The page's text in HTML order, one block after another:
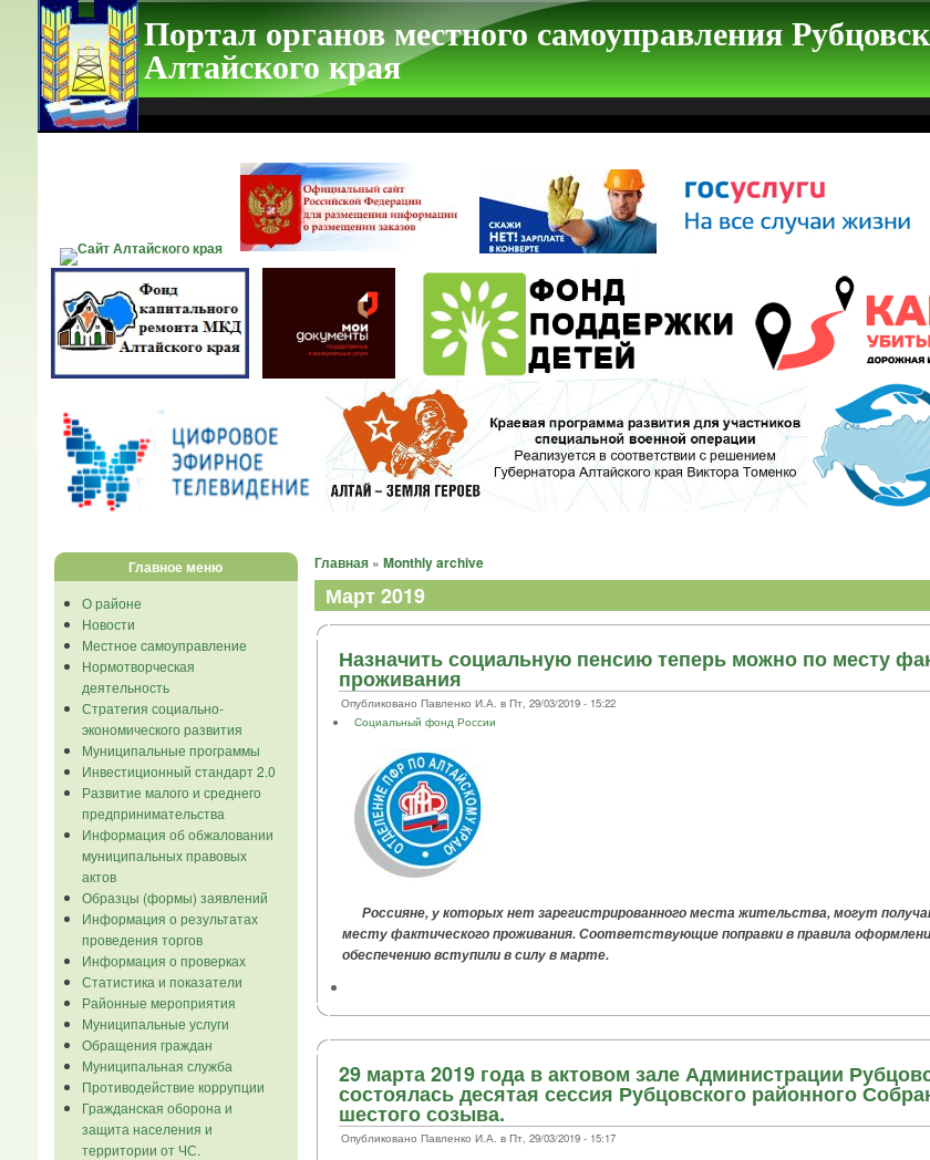
Портал органов местного самоуправления
Алтайского края
Главное меню
О районе
Новости
Местное самоуправление
Нормотворческая
деятельность
Стратегия социально-
экономического развития
Муниципальные программы
Инвестиционный стандарт 2.0
Развитие малого и среднего
предпринимательства
Информация об обжаловании
муниципальных правовых
актов
Образцы (формы) заявлений
Информация о результатах
проведения торгов
Информация о проверках
Статистика и показатели
Районные мероприятия
Муниципальные услуги
Обращения граждан
Муниципальная служба
Противодействие коррупции
Гражданская оборона и
защита населения и
территории от ЧС.
Главная» Monthly archive
Март 2019
Назначить социальную пенсию теперь можно по месту
проживания
Опубликовано Павленко И.А. в Пт, 29/03/2019 - 15:22
Социальный фонд России
Россияне, у которых нет зарегистрированного места жительства, могут
месту фактического проживания. Соответствующие поправки в правила
обеспечению вступили в силу в марте.
29 марта 2019 года в актовом зале Администрации
состоялась десятая сессия Рубцовского районного
шестого созыва.
Опубликовано Павленко И.А. в Пт, 29/03/2019 - 15:17